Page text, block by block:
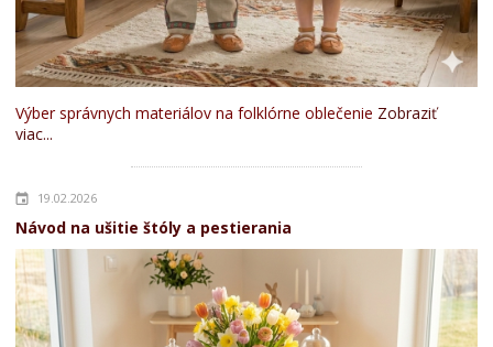
Výber správnych materiálov na folklórne oblečenie Zobraziť
viac...
19.02.2026
Návod na ušitie štóly a pestierania